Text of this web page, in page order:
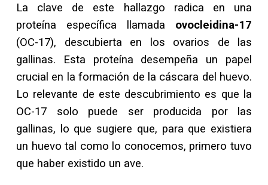
La clave de este hallazgo radica en una
proteína específica llamada ovocleidina-17
(OC-17), descubierta en los ovarios de las
gallinas. Esta proteína desempeña un papel
crucial en la formación de la cáscara del huevo.
Lo relevante de este descubrimiento es que la
OC-17 solo puede ser producida por las
gallinas, lo que sugiere que, para que existiera
un huevo tal como lo conocemos, primero tuvo
que haber existido un ave.